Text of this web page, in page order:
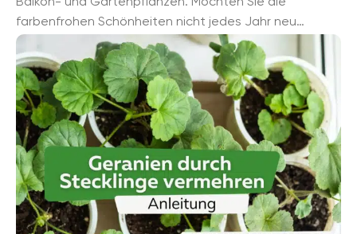
farbenfrohen Schönheiten nicht jedes Jahr neu
kaufen, können Sie sie auch einfach durch Stecklinge
...